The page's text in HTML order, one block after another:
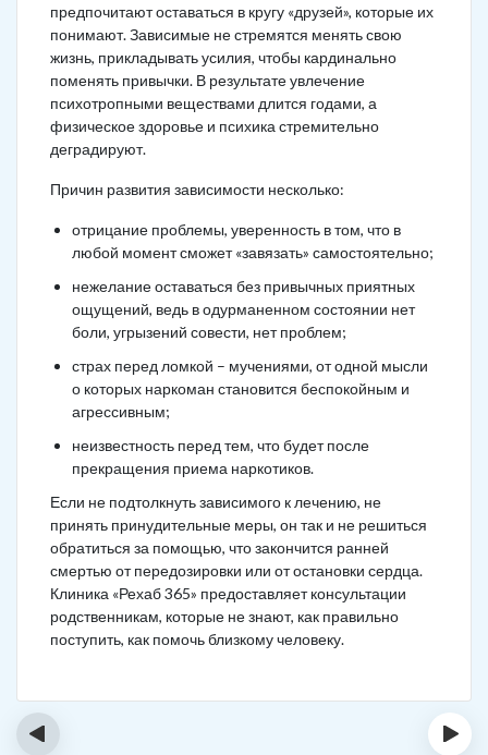
предпочитают оставаться в кругу «друзей», которые их
понимают. Зависимые не стремятся менять свою
жизнь, прикладывать усилия, чтобы кардинально
поменять привычки. В результате увлечение
психотропными веществами длится годами, а
физическое здоровье и психика стремительно
деградируют.
Причин развития зависимости несколько:
отрицание проблемы, уверенность в том, что в
любой момент сможет «завязать» самостоятельно;
нежелание оставаться без привычных приятных
ощущений, ведь в одурманенном состоянии нет
боли, угрызений совести, нет проблем;
страх перед ломкой – мучениями, от одной мысли
о которых наркоман становится беспокойным и
агрессивным;
неизвестность перед тем, что будет после
прекращения приема наркотиков.
Если не подтолкнуть зависимого к лечению, не
принять принудительные меры, он так и не решиться
обратиться за помощью, что закончится ранней
смертью от передозировки или от остановки сердца.
Клиника «Рехаб 365» предоставляет консультации
родственникам, которые не знают, как правильно
поступить, как помочь близкому человеку.
‹ ›